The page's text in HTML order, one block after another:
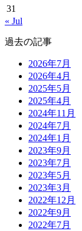
31
« Jul
過去の記事
2026年7月
2026年4月
2025年5月
2025年4月
2024年11月
2024年7月
2024年1月
2023年9月
2023年7月
2023年5月
2023年3月
2022年12月
2022年9月
2022年7月